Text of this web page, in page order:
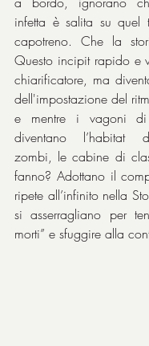
infetta è salita su quel
capotreno. Che la
Questo incipit rapido e
chiarificatore, ma
dell'impostazione del
e mentre i vagoni di
diventano l’habitat
zombi, le cabine di
fanno? Adottano il
ripete all’infinito nella
si asserragliano per
morti” e sfuggire alla